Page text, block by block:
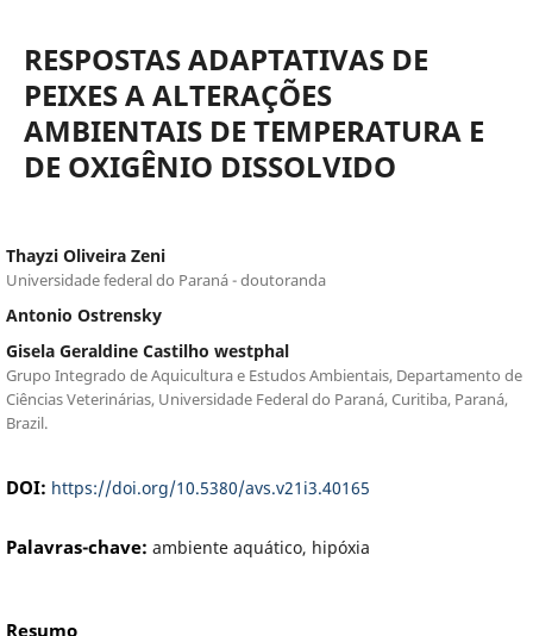
RESPOSTAS ADAPTATIVAS DE
PEIXES A ALTERAÇÕES
AMBIENTAIS DE TEMPERATURA E
DE OXIGÊNIO DISSOLVIDO
Thayzi Oliveira Zeni
Universidade federal do Paraná - doutoranda
Antonio Ostrensky
Gisela Geraldine Castilho westphal
Grupo Integrado de Aquicultura e Estudos Ambientais, Departamento de
Ciências Veterinárias, Universidade Federal do Paraná, Curitiba, Paraná,
Brazil.
DOI: https://doi.org/10.5380/avs.v21i3.40165
Palavras-chave: ambiente aquático, hipóxia
Resumo